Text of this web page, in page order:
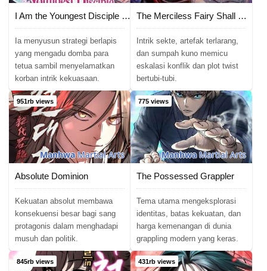
I Am the Youngest Disciple of the Martial Arts World’s Mastermind
Ia menyusun strategi berlapis
yang mengadu domba para
tetua sambil menyelamatkan
korban intrik kekuasaan.
The Merciless Fairy Shall Become a Cultivation Vessel
Intrik sekte, artefak terlarang,
dan sumpah kuno memicu
eskalasi konflik dan plot twist
bertubi-tubi.
951rb views
ManhwaMartial Arts
Absolute Dominion
Kekuatan absolut membawa
konsekuensi besar bagi sang
protagonis dalam menghadapi
musuh dan politik.
775 views
ManhwaMartial Arts
The Possessed Grappler
Tema utama mengeksplorasi
identitas, batas kekuatan, dan
harga kemenangan di dunia
grappling modern yang keras.
845rb views 431rb views